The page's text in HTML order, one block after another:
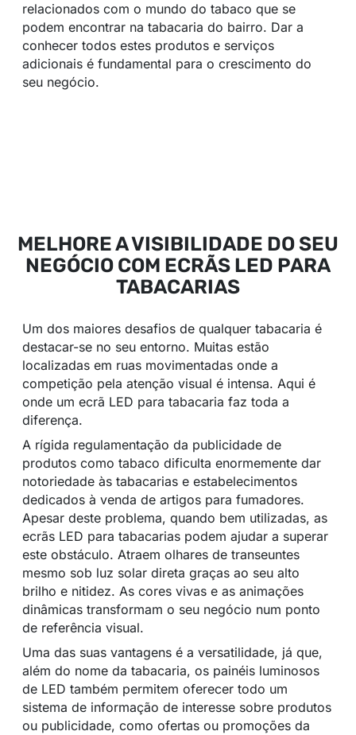
relacionados com o mundo do tabaco que se
podem encontrar na tabacaria do bairro. Dar a
conhecer todos estes produtos e serviços
adicionais é fundamental para o crescimento do
seu negócio.
MELHORE A VISIBILIDADE DO SEU
NEGÓCIO COM ECRÃS LED PARA
TABACARIAS
Um dos maiores desafios de qualquer tabacaria é
destacar-se no seu entorno. Muitas estão
localizadas em ruas movimentadas onde a
competição pela atenção visual é intensa. Aqui é
onde um ecrã LED para tabacaria faz toda a
diferença.
A rígida regulamentação da publicidade de
produtos como tabaco dificulta enormemente dar
notoriedade às tabacarias e estabelecimentos
dedicados à venda de artigos para fumadores.
Apesar deste problema, quando bem utilizadas, as
ecrãs LED para tabacarias podem ajudar a superar
este obstáculo. Atraem olhares de transeuntes
mesmo sob luz solar direta graças ao seu alto
brilho e nitidez. As cores vivas e as animações
dinâmicas transformam o seu negócio num ponto
de referência visual.
Uma das suas vantagens é a versatilidade, já que,
além do nome da tabacaria, os painéis luminosos
de LED também permitem oferecer todo um
sistema de informação de interesse sobre produtos
ou publicidade, como ofertas ou promoções da